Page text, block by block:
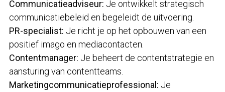
Communicatieadviseur: Je ontwikkelt strategisch
communicatiebeleid en begeleidt de uitvoering.
PR-specialist: Je richt je op het opbouwen van een
positief imago en mediacontacten.
Contentmanager: Je beheert de contentstrategie en
aansturing van contentteams.
Marketingcommunicatieprofessional: Je